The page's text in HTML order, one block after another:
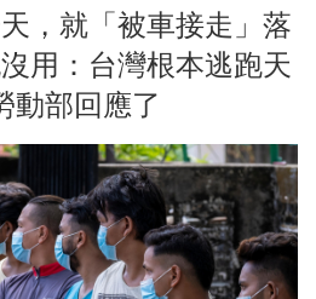
，就「被車接走」落
用：台灣根本逃跑天
部回應了